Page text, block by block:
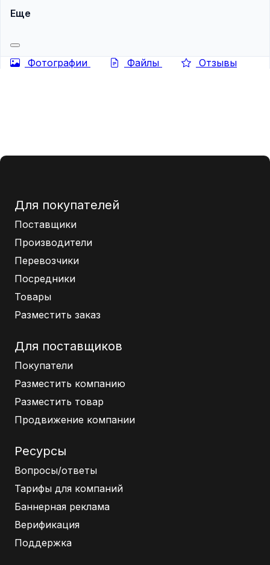
Еще
Фотографии Файлы Отзывы
Для покупателей
Поставщики
Производители
Перевозчики
Посредники
Товары
Разместить заказ
Для поставщиков
Покупатели
Разместить компанию
Разместить товар
Продвижение компании
Ресурсы
Вопросы/ответы
Тарифы для компаний
Баннерная реклама
Верификация
Поддержка